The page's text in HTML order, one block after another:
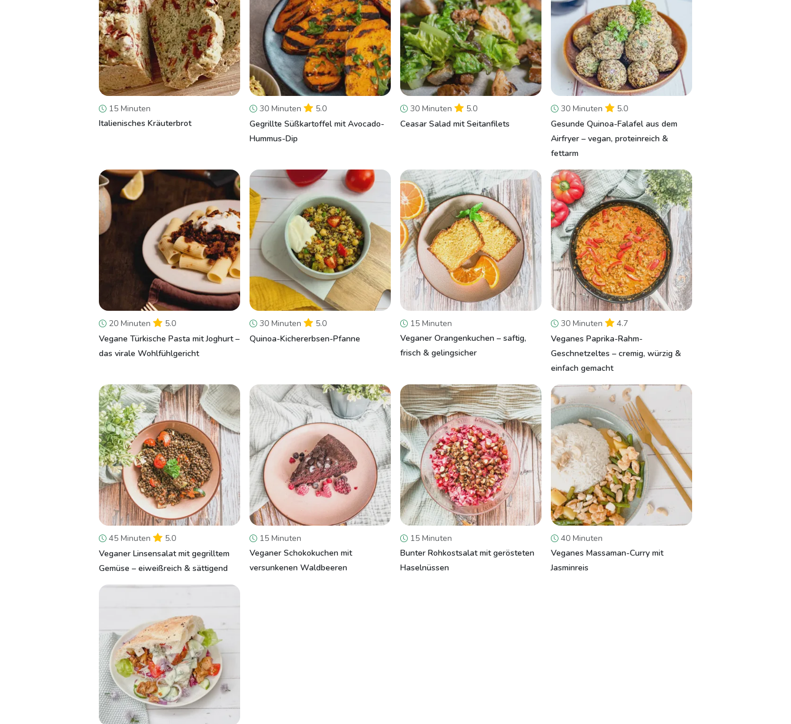
15 Minuten
Italienisches Kräuterbrot
30 Minuten
5.0
Gegrillte Süßkartoffel mit Avocado-
Hummus-Dip
30 Minuten
5.0
Ceasar Salad mit Seitanfilets
30 Minuten
5.0
Gesunde Quinoa-Falafel aus dem
Airfryer – vegan, proteinreich &
fettarm
20 Minuten
5.0
Vegane Türkische Pasta mit Joghurt –
das virale Wohlfühlgericht
30 Minuten
5.0
Quinoa-Kichererbsen-Pfanne
15 Minuten
Veganer Orangenkuchen – saftig,
frisch & gelingsicher
30 Minuten
4.7
Veganes Paprika-Rahm-
Geschnetzeltes – cremig, würzig &
einfach gemacht
45 Minuten
5.0
Veganer Linsensalat mit gegrilltem
Gemüse – eiweißreich & sättigend
15 Minuten
Veganer Schokokuchen mit
versunkenen Waldbeeren
15 Minuten
Bunter Rohkostsalat mit gerösteten
Haselnüssen
40 Minuten
Veganes Massaman-Curry mit
Jasminreis